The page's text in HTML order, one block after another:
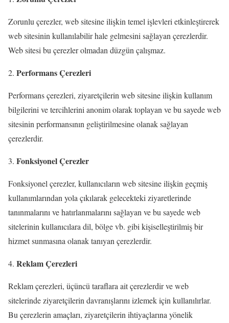
Zorunlu çerezler, web sitesine ilişkin temel işlevleri etkinleştirerek
web sitesinin kullanılabilir hale gelmesini sağlayan çerezlerdir.
Web sitesi bu çerezler olmadan düzgün çalışmaz.
Performans Çerezleri
Performans çerezleri, ziyaretçilerin web sitesine ilişkin kullanım
bilgilerini ve tercihlerini anonim olarak toplayan ve bu sayede web
sitesinin performansının geliştirilmesine olanak sağlayan
çerezlerdir.
Fonksiyonel Çerezler
Fonksiyonel çerezler, kullanıcıların web sitesine ilişkin geçmiş
kullanımlarından yola çıkılarak gelecekteki ziyaretlerinde
tanınmalarını ve hatırlanmalarını sağlayan ve bu sayede web
sitelerinin kullanıcılara dil, bölge vb. gibi kişiselleştirilmiş bir
hizmet sunmasına olanak tanıyan çerezlerdir.
Reklam Çerezleri
Reklam çerezleri, üçüncü taraflara ait çerezlerdir ve web
sitelerinde ziyaretçilerin davranışlarını izlemek için kullanılırlar.
Bu çerezlerin amaçları, ziyaretçilerin ihtiyaçlarına yönelik